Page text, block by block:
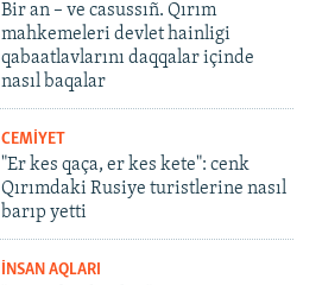
Bir an – ve casussıñ. Qırım
mahkemeleri devlet hainligi
qabaatlavlarını daqqalar içinde
nasıl baqalar
CEMİYET
"Er kes qaça, er kes kete": cenk
Qırımdaki Rusiye turistlerine nasıl
barıp yetti
İNSAN AQLARI